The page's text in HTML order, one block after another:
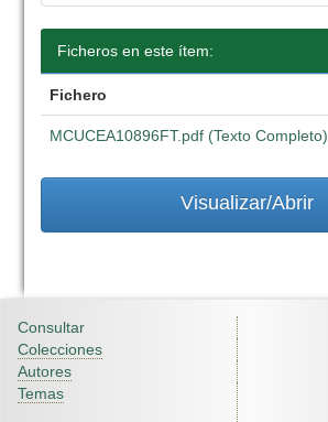
Ficheros en este ítem:
Fichero
MCUCEA10896FT.pdf (Texto Completo)
Visualizar/Abrir
Consultar
Colecciones
Autores
Temas